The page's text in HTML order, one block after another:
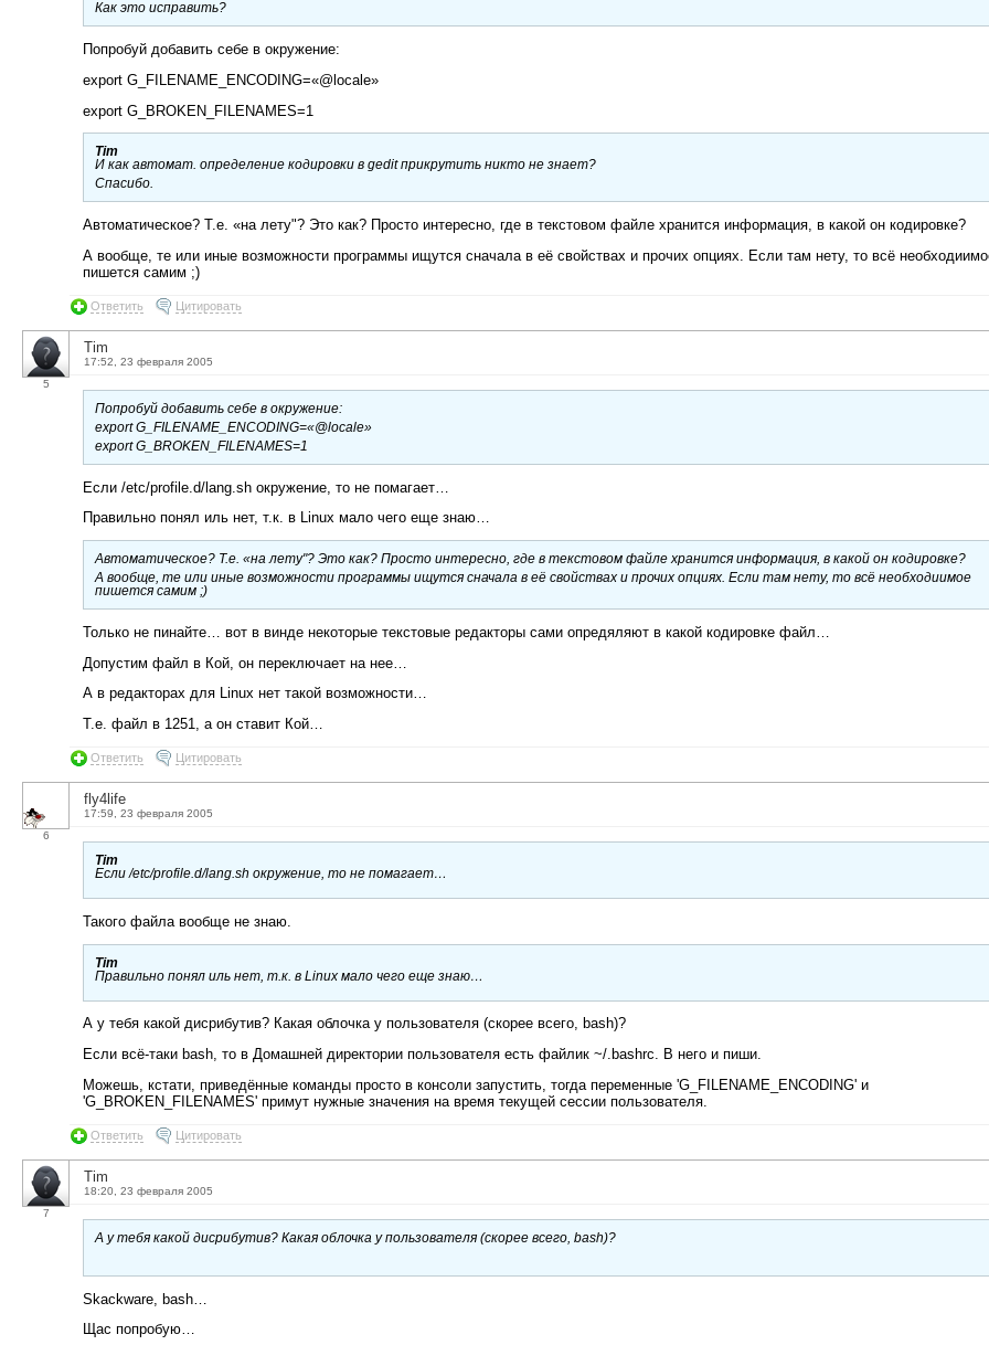
Как это исправить?
Попробуй добавить себе в окружение:
export G_FILENAME_ENCODING=«@locale»
export G_BROKEN_FILENAMES=1
Tim
И как автомат. определение кодировки в gedit прикрутить никто не знает?
Спасибо.
Автоматическое? Т.е. «на лету"? Это как? Просто интересно, где в текстовом файле хранится информация, в какой он кодировке?
А вообще, те или иные возможности программы ищутся сначала в её свойствах и прочих опциях. Если там нету, то всё
пишется самим ;)
Ответить Цитировать
5
Tim
17:52, 23 февраля 2005
Попробуй добавить себе в окружение:
export G_FILENAME_ENCODING=«@locale»
export G_BROKEN_FILENAMES=1
Если /etc/profile.d/lang.sh окружение, то не помагает…
Правильно понял иль нет, т.к. в Linux мало чего еще знаю…
Автоматическое? Т.е. «на лету"? Это как? Просто интересно, где в текстовом файле хранится информация, в какой он кодировке?
А вообще, те или иные возможности программы ищутся сначала в её свойствах и прочих опциях. Если там нету, то всё необходиимое
пишется самим ;)
Только не пинайте… вот в винде некоторые текстовые редакторы сами опредяляют в какой кодировке файл…
Допустим файл в Кой, он переключает на нее…
А в редакторах для Linux нет такой возможности…
Т.е. файл в 1251, а он ставит Кой…
Ответить Цитировать
6
fly4life
17:59, 23 февраля 2005
Tim
Если /etc/profile.d/lang.sh окружение, то не помагает…
Такого файла вообще не знаю.
Tim
Правильно понял иль нет, т.к. в Linux мало чего еще знаю…
А у тебя какой дисрибутив? Какая облочка у пользователя (скорее всего, bash)?
Если всё-таки bash, то в Домашней директории пользователя есть файлик ~/.bashrc. В него и пиши.
Можешь, кстати, приведённые команды просто в консоли запустить, тогда переменные 'G_FILENAME_ENCODING' и
'G_BROKEN_FILENAMES' примут нужные значения на время текущей сессии пользователя.
Ответить Цитировать
7
Tim
18:20, 23 февраля 2005
А у тебя какой дисрибутив? Какая облочка у пользователя (скорее всего, bash)?
Skackware, bash…
Щас попробую…